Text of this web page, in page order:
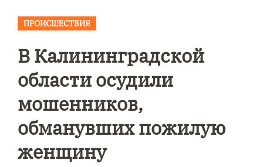
ПРОИСШЕСТВИЯ
В Калининградской
области осудили
мошенников,
обманувших пожилую
женщину